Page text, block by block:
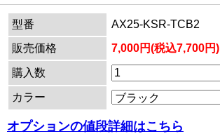
型番
AX25-KSR-TCB2
販売価格
7,000円(税込7,700円)
購入数
カラー
オプションの値段詳細はこちら